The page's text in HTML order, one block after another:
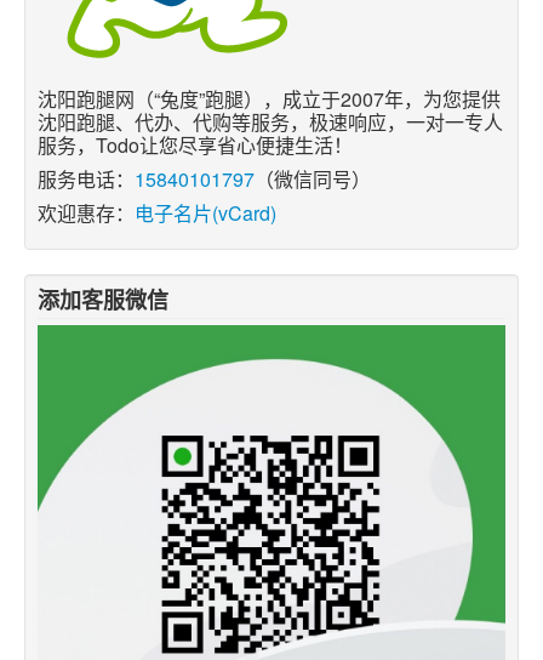
沈阳跑腿网（“兔度”跑腿），成立于2007年，为您提供
沈阳跑腿、代办、代购等服务，极速响应，一对一专人
服务，Todo让您尽享省心便捷生活！
服务电话： 15840101797 （微信同号）
欢迎惠存： 电子名片(vCard)
添加客服微信